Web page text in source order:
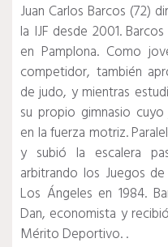
Juan Carlos Barcos (72)
la IJF desde 2001.
en Pamplona. Como
competidor, también
de judo, y mientras
su propio gimnasio
en la fuerza motriz.
y subió la escalera
arbitrando los Juegos
Los Ángeles en 1984.
Dan, economista y
Mérito Deportivo. .